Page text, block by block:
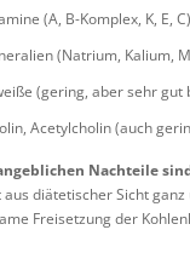
(A, B-Komplex, K, E, C)
(Natrium, Kalium,
(gering, aber sehr gut
Acetylcholin (auch
Nachteile
diätetischer Sicht
Freisetzung der